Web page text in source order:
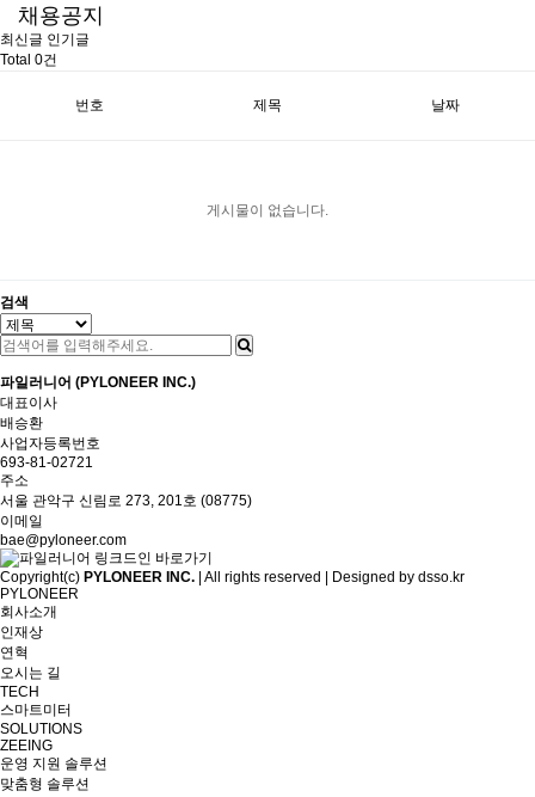
채용공지
최신글 인기글
Total 0건
번호 제목 날짜
게시물이 없습니다.
검색
파일러니어 (PYLONEER INC.)
대표이사
배승환
사업자등록번호
693-81-02721
주소
서울 관악구 신림로 273, 201호 (08775)
이메일
bae@pyloneer.com
Copyright(c) PYLONEER INC. | All rights reserved | Designed by dsso.kr
PYLONEER
회사소개
인재상
연혁
오시는 길
TECH
스마트미터
SOLUTIONS
ZEEING
운영 지원 솔루션
맞춤형 솔루션